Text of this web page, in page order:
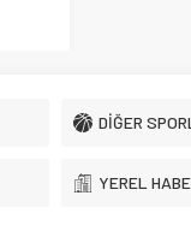
DİĞER
YEREL